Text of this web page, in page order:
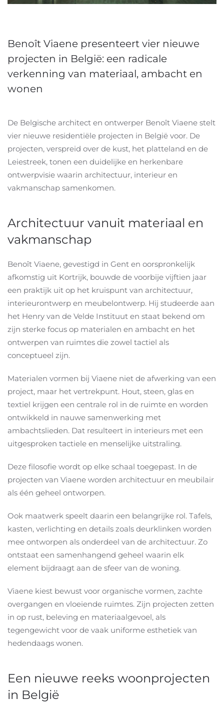
Benoît Viaene presenteert vier nieuwe
projecten in België: een radicale
verkenning van materiaal, ambacht en
wonen
De Belgische architect en ontwerper Benoît Viaene stelt
vier nieuwe residentiële projecten in België voor. De
projecten, verspreid over de kust, het platteland en de
Leiestreek, tonen een duidelijke en herkenbare
ontwerpvisie waarin architectuur, interieur en
vakmanschap samenkomen.
Architectuur vanuit materiaal en
vakmanschap
Benoît Viaene, gevestigd in Gent en oorspronkelijk
afkomstig uit Kortrijk, bouwde de voorbije vijftien jaar
een praktijk uit op het kruispunt van architectuur,
interieurontwerp en meubelontwerp. Hij studeerde aan
het Henry van de Velde Instituut en staat bekend om
zijn sterke focus op materialen en ambacht en het
ontwerpen van ruimtes die zowel tactiel als
conceptueel zijn.
Materialen vormen bij Viaene niet de afwerking van een
project, maar het vertrekpunt. Hout, steen, glas en
textiel krijgen een centrale rol in de ruimte en worden
ontwikkeld in nauwe samenwerking met
ambachtslieden. Dat resulteert in interieurs met een
uitgesproken tactiele en menselijke uitstraling.
Deze filosofie wordt op elke schaal toegepast. In de
projecten van Viaene worden architectuur en meubilair
als één geheel ontworpen.
Ook maatwerk speelt daarin een belangrijke rol. Tafels,
kasten, verlichting en details zoals deurklinken worden
mee ontworpen als onderdeel van de architectuur. Zo
ontstaat een samenhangend geheel waarin elk
element bijdraagt aan de sfeer van de woning.
Viaene kiest bewust voor organische vormen, zachte
overgangen en vloeiende ruimtes. Zijn projecten zetten
in op rust, beleving en materiaalgevoel, als
tegengewicht voor de vaak uniforme esthetiek van
hedendaags wonen.
Een nieuwe reeks woonprojecten
in België